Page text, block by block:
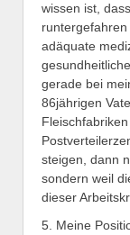
wissen ist,
runtergefahren
adäquate
gerade bei
86jährigen
steigen, dann
sondern weil
dieser
5. Meine